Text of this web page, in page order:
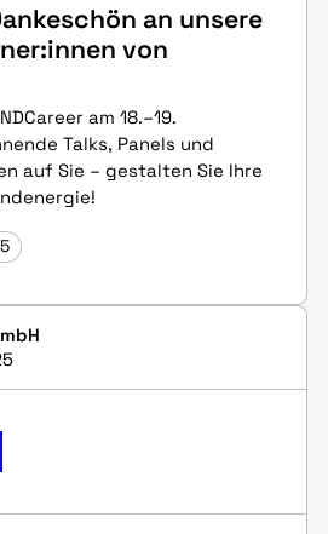
an unsere
von
am 18.–19.
Talks, Panels und
auf Sie – gestalten Sie Ihre